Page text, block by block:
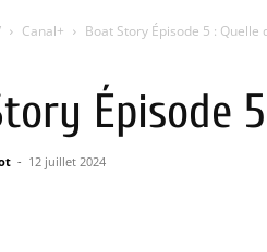
Canal+ Boat Story Épisode 5 :
Épisode
- 12 juillet 2024